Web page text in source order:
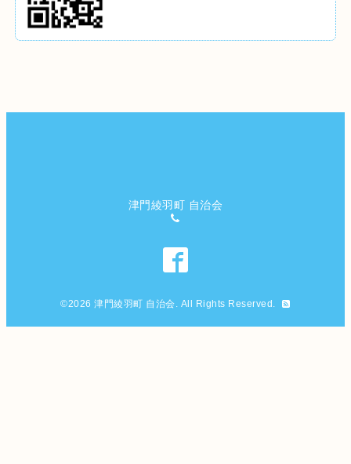
津門綾羽町 自治会
©2026津門綾羽町 自治会. All Rights Reserved.